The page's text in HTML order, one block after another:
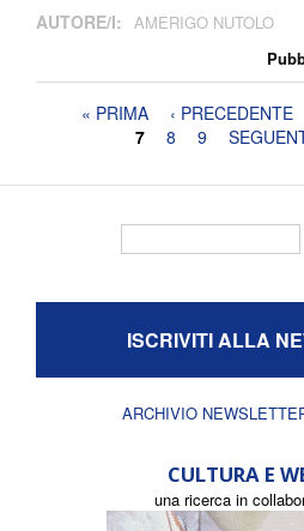
AUTORE/I: AMERIGO NUTOLO
Pagine« PRIMA ‹ PRECEDENTE
7
8 9
ISCRIVITI ALLA
ARCHIVIO
CULTURA E
una ricerca in